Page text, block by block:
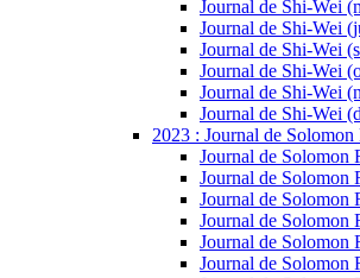
Journal de Shi-Wei
Journal de Shi-Wei
Journal de Shi-Wei
Journal de Shi-Wei
Journal de Shi-Wei
Journal de Shi-Wei
2023 : Journal de Solomon
Journal de Solomon
Journal de Solomon
Journal de Solomon
Journal de Solomon
Journal de Solomon
Journal de Solomon